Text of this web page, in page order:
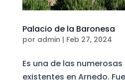
Palacio de la Baronesa
por admin | Feb 27, 2024
Es una de las
existentes en Arnedo.